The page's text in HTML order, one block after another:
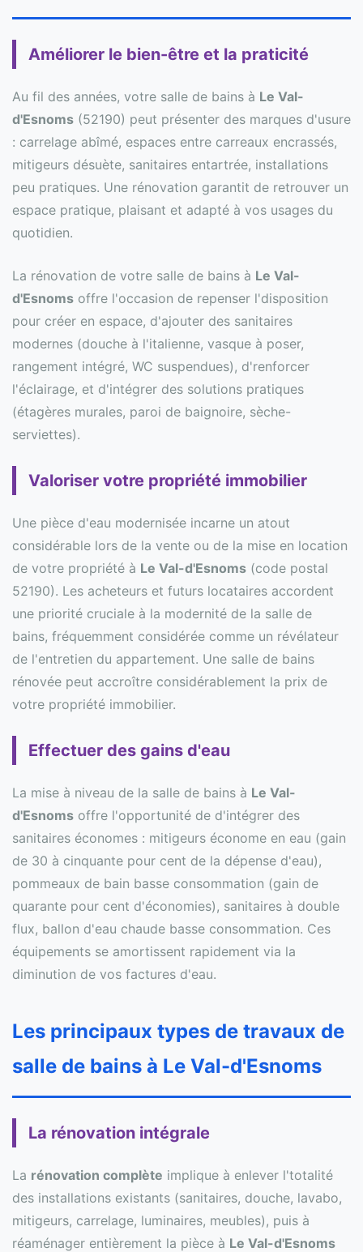
Améliorer le bien-être et la praticité
Au fil des années, votre salle de bains à Le Val-
d'Esnoms (52190) peut présenter des marques d'usure
: carrelage abîmé, espaces entre carreaux encrassés,
mitigeurs désuète, sanitaires entartrée, installations
peu pratiques. Une rénovation garantit de retrouver un
espace pratique, plaisant et adapté à vos usages du
quotidien.
La rénovation de votre salle de bains à Le Val-
d'Esnoms offre l'occasion de repenser l'disposition
pour créer en espace, d'ajouter des sanitaires
modernes (douche à l'italienne, vasque à poser,
rangement intégré, WC suspendues), d'renforcer
l'éclairage, et d'intégrer des solutions pratiques
(étagères murales, paroi de baignoire, sèche-
serviettes).
Valoriser votre propriété immobilier
Une pièce d'eau modernisée incarne un atout
considérable lors de la vente ou de la mise en location
de votre propriété à Le Val-d'Esnoms (code postal
52190). Les acheteurs et futurs locataires accordent
une priorité cruciale à la modernité de la salle de
bains, fréquemment considérée comme un révélateur
de l'entretien du appartement. Une salle de bains
rénovée peut accroître considérablement la prix de
votre propriété immobilier.
Effectuer des gains d'eau
La mise à niveau de la salle de bains à Le Val-
d'Esnoms offre l'opportunité de d'intégrer des
sanitaires économes : mitigeurs économe en eau (gain
de 30 à cinquante pour cent de la dépense d'eau),
pommeaux de bain basse consommation (gain de
quarante pour cent d'économies), sanitaires à double
flux, ballon d'eau chaude basse consommation. Ces
équipements se amortissent rapidement via la
diminution de vos factures d'eau.
Les principaux types de travaux de
salle de bains à Le Val-d'Esnoms
La rénovation intégrale
La rénovation complète implique à enlever l'totalité
des installations existants (sanitaires, douche, lavabo,
mitigeurs, carrelage, luminaires, meubles), puis à
réaménager entièrement la pièce à Le Val-d'Esnoms